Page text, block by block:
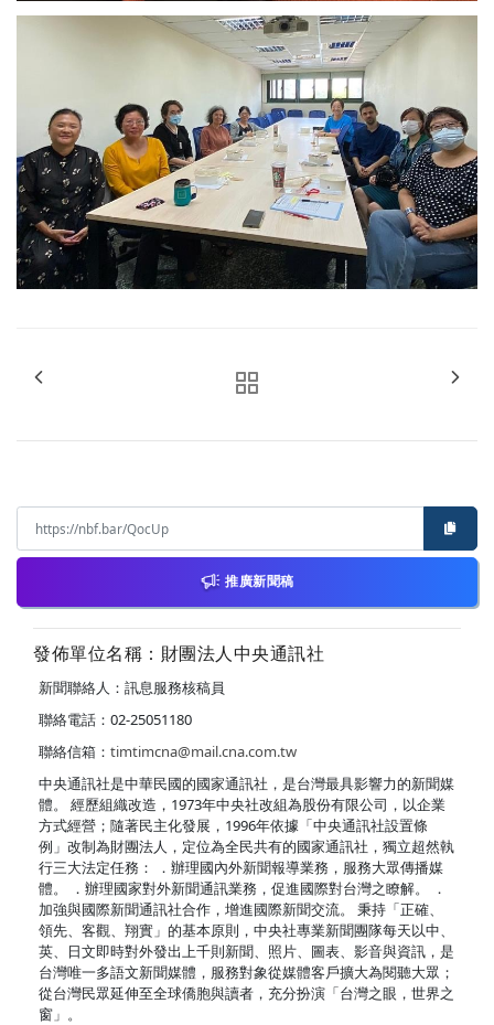
推廣新聞稿
發佈單位名稱：財團法人中央通訊社
新聞聯絡人：訊息服務核稿員
聯絡電話：02-25051180
聯絡信箱： timtimcna@mail.cna.com.tw
中央通訊社是中華民國的國家通訊社，是台灣最具影響力的新聞媒
體。 經歷組織改造，1973年中央社改組為股份有限公司，以企業
方式經營；隨著民主化發展，1996年依據「中央通訊社設置條
例」改制為財團法人，定位為全民共有的國家通訊社，獨立超然執
行三大法定任務： ．辦理國內外新聞報導業務，服務大眾傳播媒
體。 ．辦理國家對外新聞通訊業務，促進國際對台灣之瞭解。 ．
加強與國際新聞通訊社合作，增進國際新聞交流。 秉持「正確、
領先、客觀、翔實」的基本原則，中央社專業新聞團隊每天以中、
英、日文即時對外發出上千則新聞、照片、圖表、影音與資訊，是
台灣唯一多語文新聞媒體，服務對象從媒體客戶擴大為閱聽大眾；
從台灣民眾延伸至全球僑胞與讀者，充分扮演「台灣之眼，世界之
窗」。